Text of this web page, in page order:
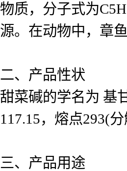
物质，分子式为
源。在动物中，章
二、产品性状
甜菜碱的学名为 基
117.15，熔点293(
三、产品用途